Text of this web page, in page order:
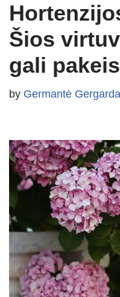
Šios
gali
by Germantė